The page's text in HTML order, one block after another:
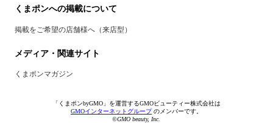
くまポンへの掲載について
掲載をご希望の店舗様へ（来店型）
メディア・関連サイト
くまポンマガジン
「くまポンbyGMO」を運営するGMOビューティー株式会社は
GMOインターネットグループのメンバーです。
©GMO beauty, Inc.